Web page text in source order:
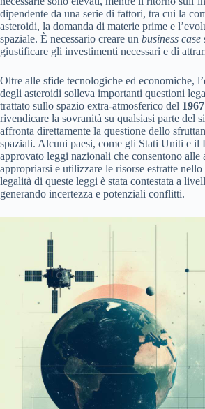
dipendente da una serie di fattori, tra cui la
asteroidi, la domanda di materie prime e
spaziale. È necessario creare un business case
giustificare gli investimenti necessari e di
Oltre alle sfide tecnologiche ed economiche,
degli asteroidi solleva importanti questioni
trattato sullo spazio extra-atmosferico del 1967
rivendicare la sovranità su qualsiasi parte del
affronta direttamente la questione dello
spaziali. Alcuni paesi, come gli Stati Uniti e il
approvato leggi nazionali che consentono alle
appropriarsi e utilizzare le risorse estratte
legalità di queste leggi è stata contestata a
generando incertezza e potenziali conflitti.